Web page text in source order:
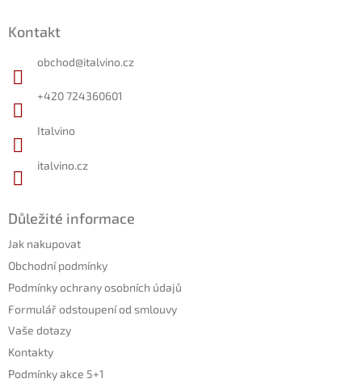
Kontakt
obchod@italvino.cz
+420 724360601
Italvino
italvino.cz
Důležité informace
Jak nakupovat
Obchodní podmínky
Podmínky ochrany osobních údajů
Formulář odstoupení od smlouvy
Vaše dotazy
Kontakty
Podmínky akce 5+1